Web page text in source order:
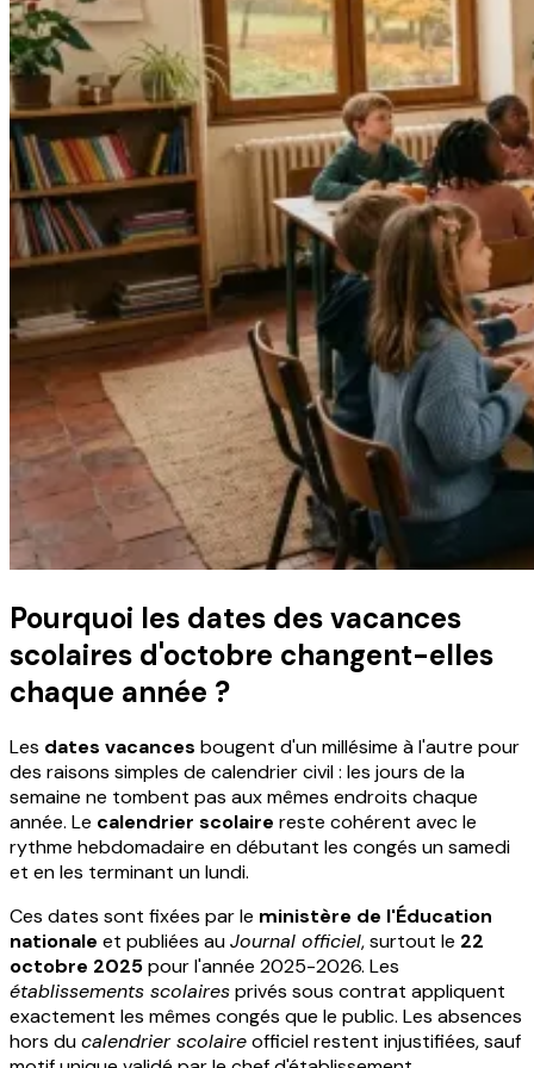
Pourquoi les dates des vacances
scolaires d'octobre changent-elles
chaque année ?
Les dates vacances bougent d'un millésime à l'autre pour
des raisons simples de calendrier civil : les jours de la
semaine ne tombent pas aux mêmes endroits chaque
année. Le calendrier scolaire reste cohérent avec le
rythme hebdomadaire en débutant les congés un samedi
et en les terminant un lundi.
Ces dates sont fixées par le ministère de l'Éducation
nationale et publiées auJournal officiel, surtout le 22
octobre 2025pour l'année 2025-2026. Les
établissements scolairesprivés sous contrat appliquent
exactement les mêmes congés que le public. Les absences
hors ducalendrier scolaireofficiel restent injustifiées, sauf